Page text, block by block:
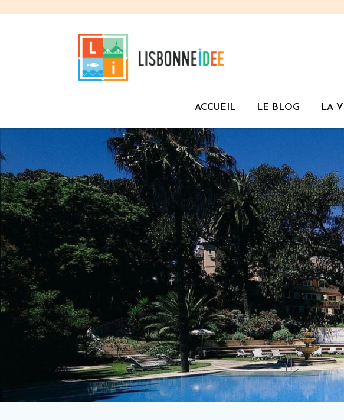
ACCUEIL LE BLOG LA